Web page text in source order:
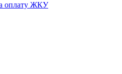
оплату ЖКУ